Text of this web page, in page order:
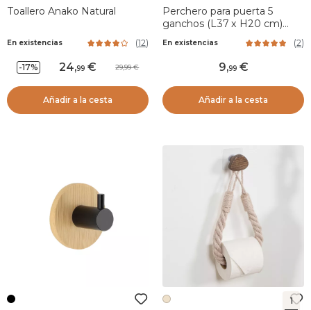
1
Toallero Anako Natural
En existencias (12)
-17% 24,99 29,99
Añadir a la cesta
Perchero para puerta 5
ganchos (L37 x H20 cm)
En existencias (2)
9,99
Añadir a la cesta